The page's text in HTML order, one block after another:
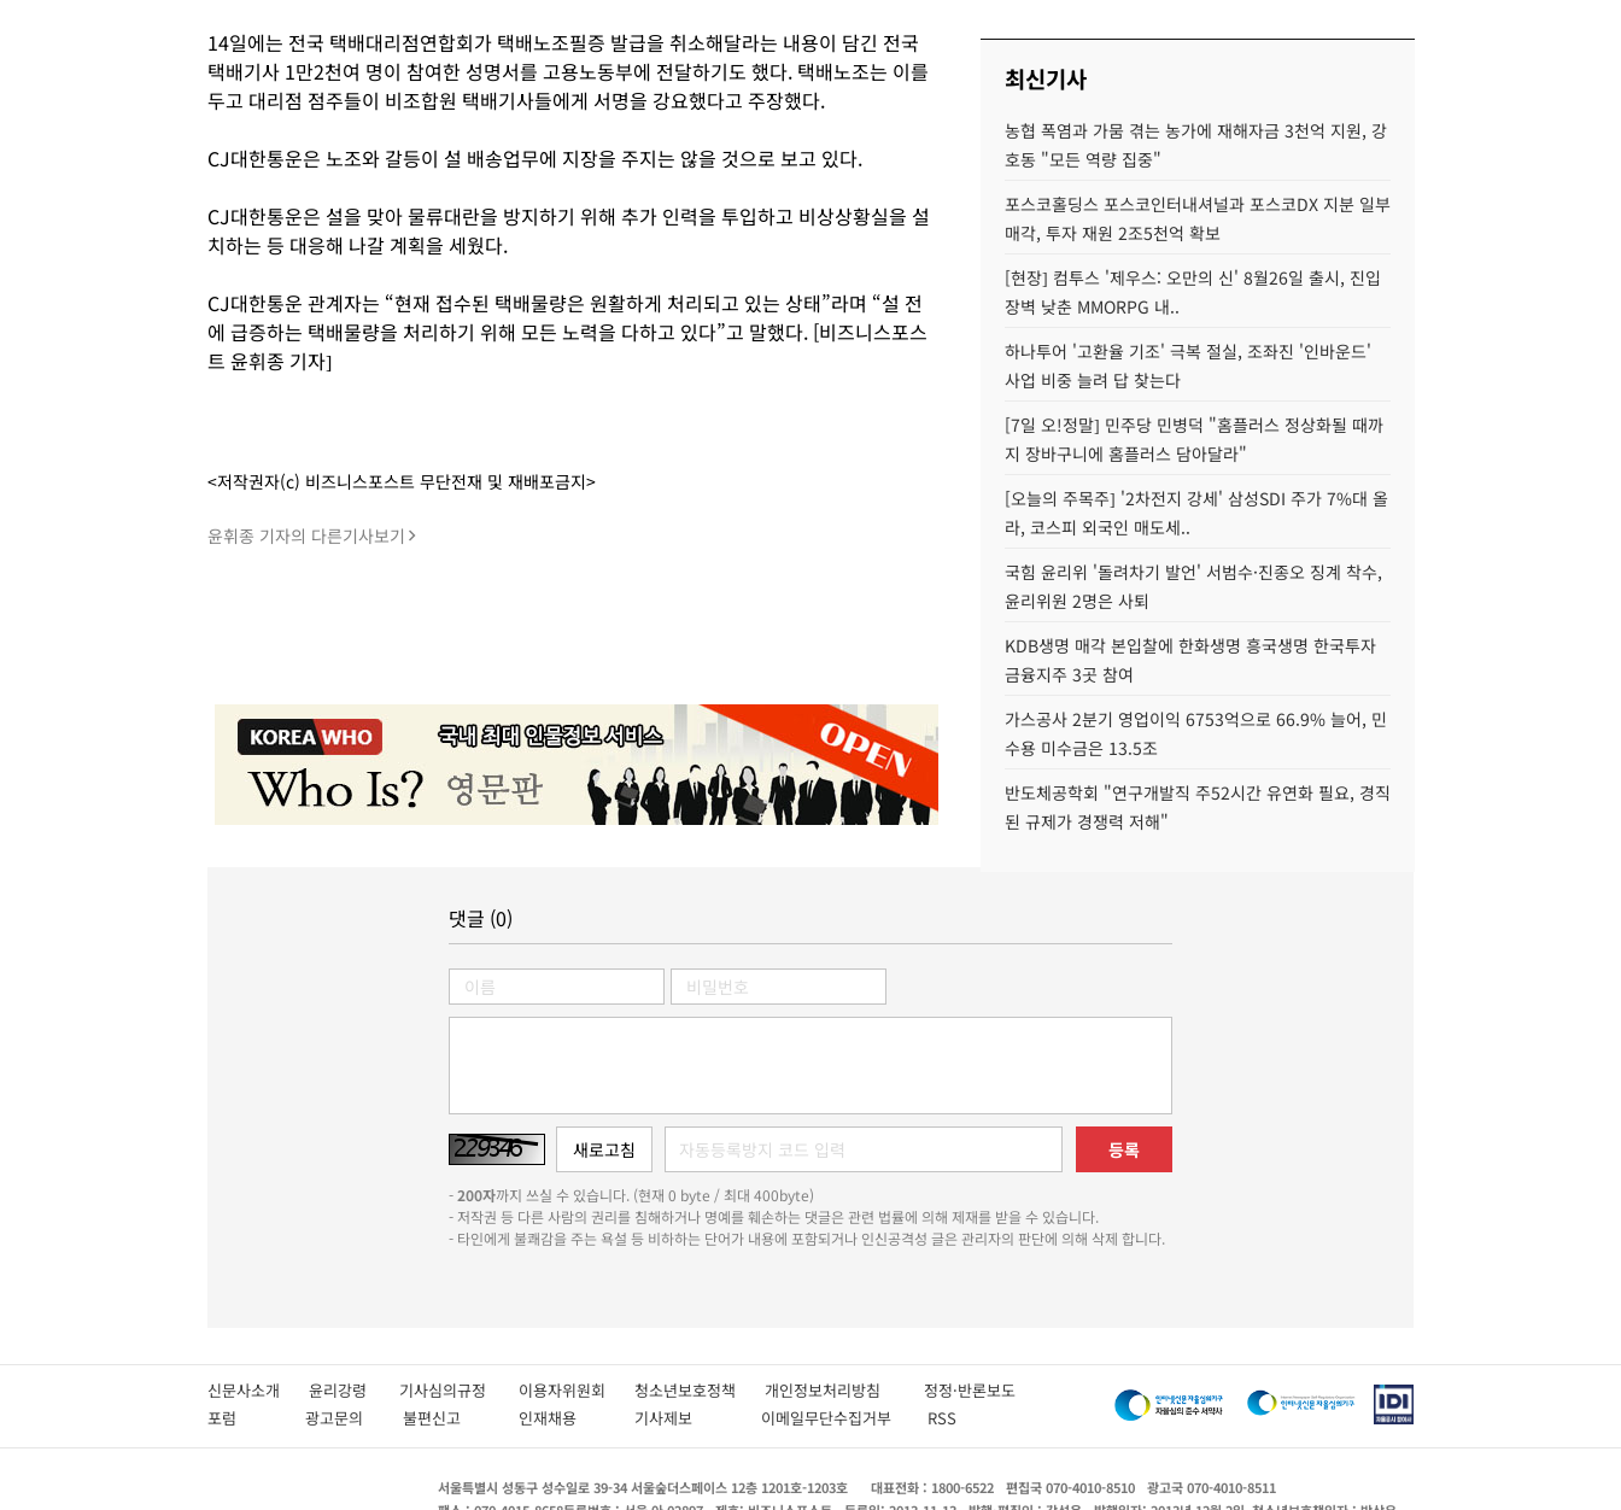
14일에는 전국 택배대리점연합회가 택배노조필증 발급을 취소해달라는 내용이 담긴 전국
택배기사 1만2천여 명이 참여한 성명서를 고용노동부에 전달하기도 했다. 택배노조는 이를
두고 대리점 점주들이 비조합원 택배기사들에게 서명을 강요했다고 주장했다.
CJ대한통운은 노조와 갈등이 설 배송업무에 지장을 주지는 않을 것으로 보고 있다.
CJ대한통운은 설을 맞아 물류대란을 방지하기 위해 추가 인력을 투입하고 비상상황실을 설
치하는 등 대응해 나갈 계획을 세웠다.
CJ대한통운 관계자는 “현재 접수된 택배물량은 원활하게 처리되고 있는 상태”라며 “설 전
에 급증하는 택배물량을 처리하기 위해 모든 노력을 다하고 있다”고 말했다. [비즈니스포스
트 윤휘종 기자]
<저작권자(c) 비즈니스포스트 무단전재 및 재배포금지>
윤휘종 기자의 다른기사보기
최신기사
농협 폭염과 가뭄 겪는 농가에 재해자금 3천억 지원, 강
호동 "모든 역량 집중"
포스코홀딩스 포스코인터내셔널과 포스코DX 지분 일부
매각, 투자 재원 2조5천억 확보
[현장] 컴투스 '제우스: 오만의 신' 8월26일 출시, 진입
장벽 낮춘 MMORPG 내..
하나투어 '고환율 기조' 극복 절실, 조좌진 '인바운드'
사업 비중 늘려 답 찾는다
[7일 오!정말] 민주당 민병덕 "홈플러스 정상화될 때까
지 장바구니에 홈플러스 담아달라"
[오늘의 주목주] '2차전지 강세' 삼성SDI 주가 7%대 올
라, 코스피 외국인 매도세..
국힘 윤리위 '돌려차기 발언' 서범수·진종오 징계 착수,
윤리위원 2명은 사퇴
KDB생명 매각 본입찰에 한화생명 흥국생명 한국투자
금융지주 3곳 참여
가스공사 2분기 영업이익 6753억으로 66.9% 늘어, 민
수용 미수금은 13.5조
반도체공학회 "연구개발직 주52시간 유연화 필요, 경직
된 규제가 경쟁력 저해"
댓글 (0)
등록
-200자까지 쓰실 수 있습니다. (현재 0 byte / 최대 400byte)
- 저작권 등 다른 사람의 권리를 침해하거나 명예를 훼손하는 댓글은 관련 법률에 의해 제재를 받을 수 있습니다.
- 타인에게 불쾌감을 주는 욕설 등 비하하는 단어가 내용에 포함되거나 인신공격성 글은 관리자의 판단에 의해 삭제 합니다.
신문사소개 윤리강령 기사심의규정 이용자위원회 청소년보호정책 개인정보처리방침 정정·반론보도
포럼
광고문의 불편신고 인재채용 기사제보 이메일무단수집거부 RSS
서울특별시 성동구 성수일로 39-34 서울숲더스페이스 12층 1201호-1203호 대표전화 : 1800-6522 편집국 070-4010-8510
광고국 070-4010-8511